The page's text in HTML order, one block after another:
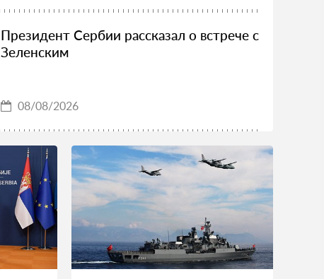
Президент Сербии рассказал о встрече с
Зеленским
08/08/2026